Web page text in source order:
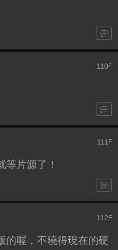
110F
111 F
等片源了！
112 F
的喔，不曉得現在的硬